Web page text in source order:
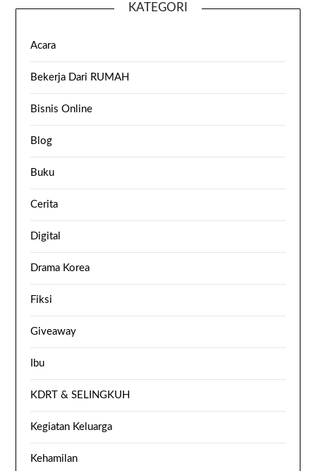
KATEGORI
Acara
Bekerja Dari RUMAH
Bisnis Online
Blog
Buku
Cerita
Digital
Drama Korea
Fiksi
Giveaway
Ibu
KDRT & SELINGKUH
Kegiatan Keluarga
Kehamilan